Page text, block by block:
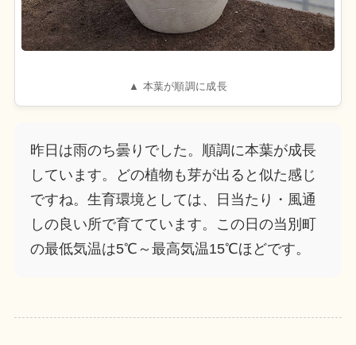
▲ 本葉が順調に成長
昨日は雨のち曇りでした。順調に本葉が成長
しています。どの植物も芽が出ると似た感じ
ですね。生育環境としては、日当たり・風通
しの良い所で育てています。この日の当別町
の最低気温は5℃～最高気温15℃ほどです。